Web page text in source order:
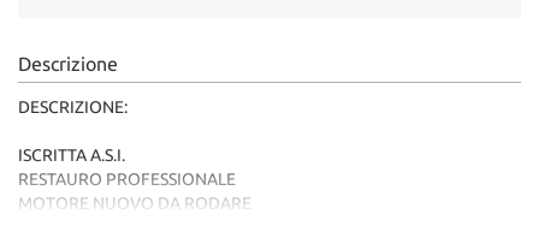
Descrizione
DESCRIZIONE:
ISCRITTA A.S.I.
RESTAURO PROFESSIONALE
MOTORE NUOVO DA RODARE